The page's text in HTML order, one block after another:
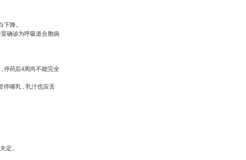
下降。
确诊为呼吸道合胞病
，停药后4周尚不能完全
停哺乳， 乳汁也应丢
定。